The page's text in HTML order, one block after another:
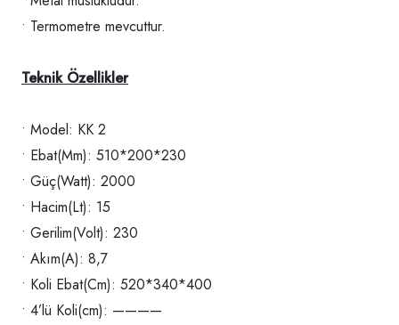
• Termometre mevcuttur.
Teknik Özellikler
• Model: KK 2
• Ebat(Mm): 510*200*230
• Güç(Watt): 2000
• Hacim(Lt): 15
• Gerilim(Volt): 230
• Akım(A): 8,7
• Koli Ebat(Cm): 520*340*400
• 4’lü Koli(cm): ————